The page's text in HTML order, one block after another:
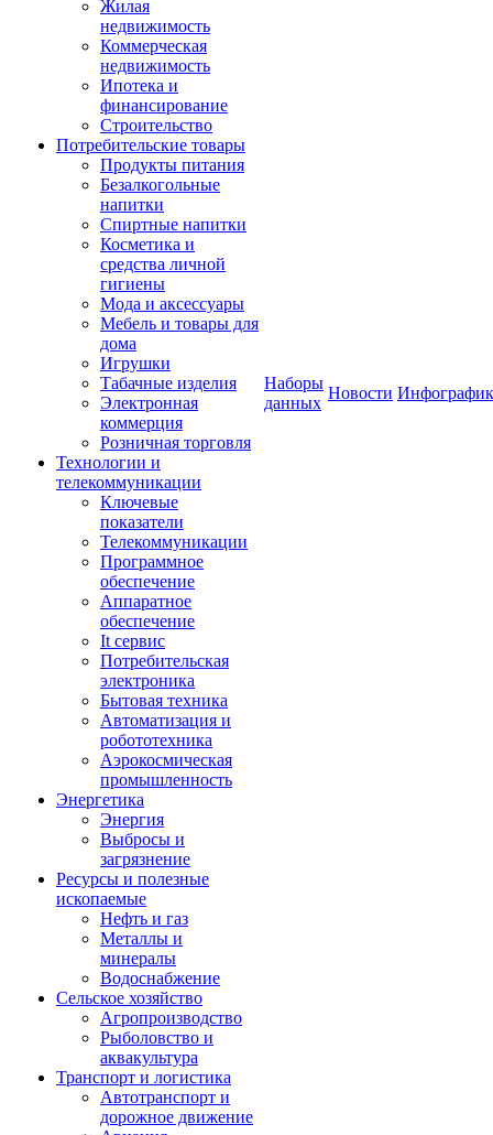
Жилая
недвижимость
Коммерческая
недвижимость
Ипотека и
финансирование
Строительство
Потребительские товары
Продукты питания
Безалкогольные
напитки
Спиртные напитки
Косметика и
средства личной
гигиены
Мода и аксессуары
Мебель и товары для
дома
Игрушки
Табачные изделия
Электронная
коммерция
Розничная торговля
Технологии и
телекоммуникации
Ключевые
показатели
Телекоммуникации
Программное
обеспечение
Аппаратное
обеспечение
It сервис
Потребительская
электроника
Бытовая техника
Автоматизация и
робототехника
Аэрокосмическая
промышленность
Энергетика
Энергия
Выбросы и
загрязнение
Ресурсы и полезные
ископаемые
Нефть и газ
Металлы и
минералы
Водоснабжение
Сельское хозяйство
Агропроизводство
Рыболовство и
аквакультура
Транспорт и логистика
Автотранспорт и
дорожное движение
Наборы
данных
Новости